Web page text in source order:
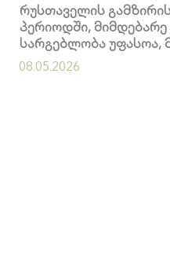
რუსთაველის
პერიოდში, მიმდებარე
სარგებლობა უფასოა,
გადასასვლელებში
მოიჯარეები კი
08.05.2026